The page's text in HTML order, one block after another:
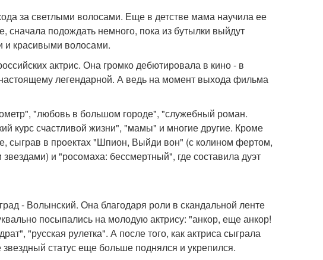
за светлыми волосами. Еще в детстве мама научила ее
подождать немного, пока из бутылки выйдут
и красивыми волосами.
актрис. Она громко дебютировала в кино - в
легендарной. А ведь на момент выхода фильма
"любовь в большом городе", "служебный роман.
курс счастливой жизни", "мамы" и многие другие. Кроме
сыграв в проектах "Шпион, Выйди вон" (с колином фертом,
и "росомаха: бессмертный", где составила дуэт
- Волынский. Она благодаря роли в скандальной ленте
посыпались на молодую актрису: "анкор, еще анкор!
"русская рулетка". А после того, как актриса сыграла
статус еще больше поднялся и укрепился.